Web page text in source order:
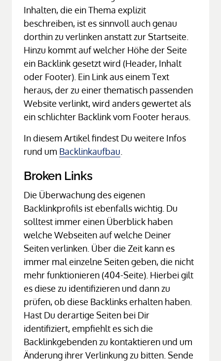
Inhalten, die ein Thema explizit
beschreiben, ist es sinnvoll auch genau
dorthin zu verlinken anstatt zur Startseite.
Hinzu kommt auf welcher Höhe der Seite
ein Backlink gesetzt wird (Header, Inhalt
oder Footer). Ein Link aus einem Text
heraus, der zu einer thematisch passenden
Website verlinkt, wird anders gewertet als
ein schlichter Backlink vom Footer heraus.
In diesem Artikel findest Du weitere Infos
rund um Backlinkaufbau
Broken Links
Die Überwachung des eigenen
Backlinkprofils ist ebenfalls wichtig. Du
solltest immer einen Überblick haben
welche Webseiten auf welche Deiner
Seiten verlinken. Über die Zeit kann es
immer mal einzelne Seiten geben, die nicht
mehr funktionieren (404-Seite). Hierbei gilt
es diese zu identifizieren und dann zu
prüfen, ob diese Backlinks erhalten haben.
Hast Du derartige Seiten bei Dir
identifiziert, empfiehlt es sich die
Backlinkgebenden zu kontaktieren und um
Änderung ihrer Verlinkung zu bitten. Sende